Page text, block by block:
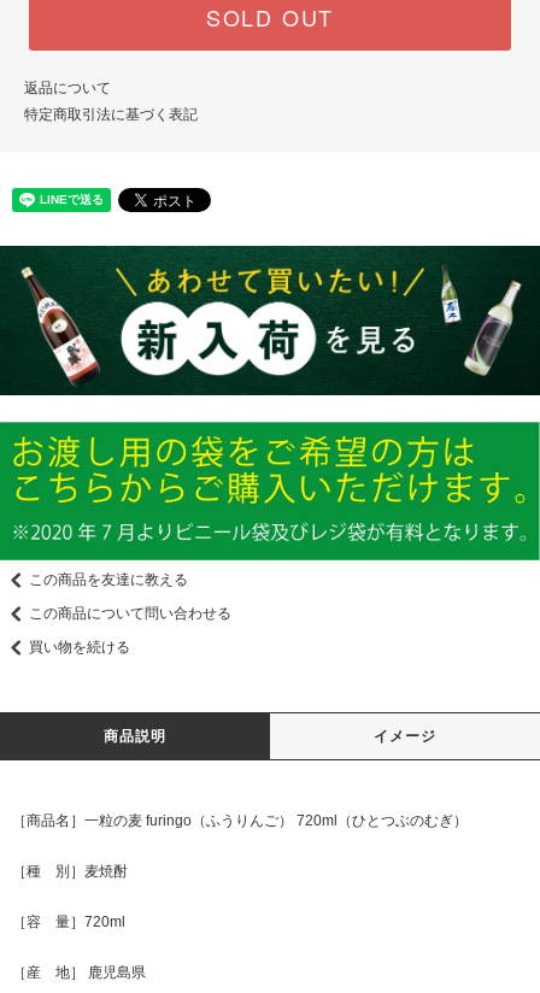
SOLD OUT
返品について
特定商取引法に基づく表記
この商品を友達に教える
この商品について問い合わせる
買い物を続ける
商品説明 イメージ
［商品名］一粒の麦 furingo（ふうりんご） 720ml（ひとつぶのむぎ）
［種 別］麦焼酎
［容 量］720ml
［産 地］ 鹿児島県